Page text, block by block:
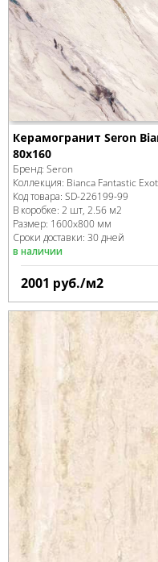
Керамогранит Seron
80x160
Бренд: Seron
Коллекция: Bianca Fantastic
Код товара: SD-226199-99
В коробке: 2 шт, 2.56 м2
Размер: 1600x800 мм
Сроки доставки: 30 дней
в наличии
2001 руб./м2